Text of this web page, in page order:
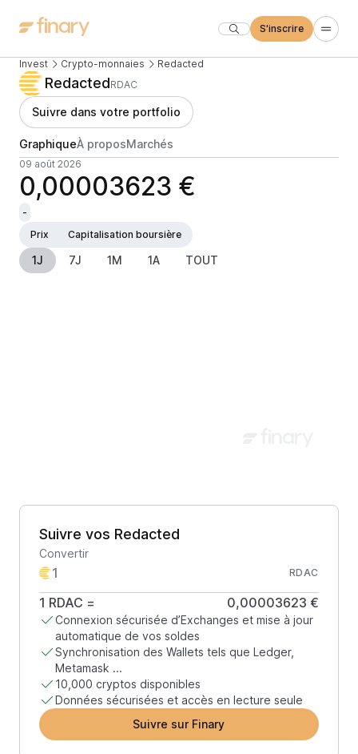
S'inscrire
Invest Crypto-monnaies Redacted
RedactedRDAC
Suivre dans votre portfolio
GraphiqueÀ proposMarchés
09 août 2026
0,00003623 €
-
Prix
Capitalisation boursière
1J 7J 1M 1A TOUT
Suivre vos Redacted
Convertir
RDAC
1 RDAC = 0,00003623 €
Connexion sécurisée d’Exchanges et mise à jour
automatique de vos soldes
Synchronisation des Wallets tels que Ledger,
Metamask ...
10,000 cryptos disponibles
Données sécurisées et accès en lecture seule
Suivre sur Finary